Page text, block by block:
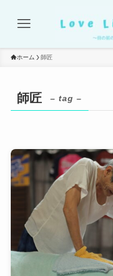
ホーム 師匠
師匠 – tag –